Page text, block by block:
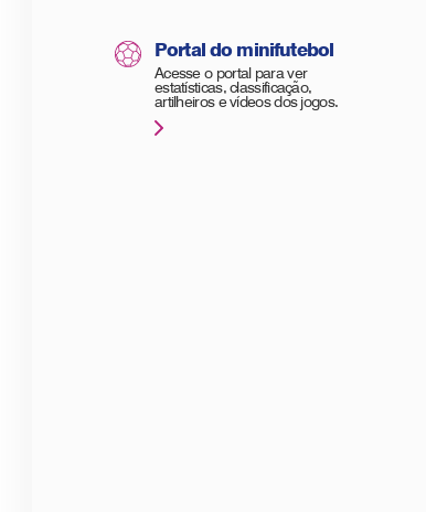
Portal do minifutebol
Acesse o portal para ver
estatísticas, classificação,
artilheiros e vídeos dos jogos.